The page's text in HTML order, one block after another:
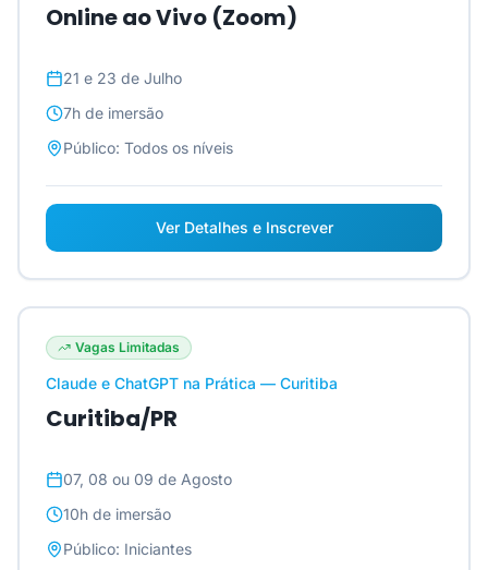
Online ao Vivo (Zoom)
21 e 23 de Julho
7h de imersão
Público: Todos os níveis
Ver Detalhes e Inscrever
Vagas Limitadas
Claude e ChatGPT na Prática — Curitiba
Curitiba/PR
07, 08 ou 09 de Agosto
10h de imersão
Público: Iniciantes